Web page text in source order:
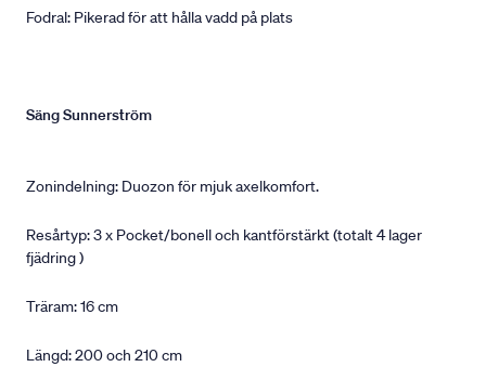
Fodral: Pikerad för att hålla vadd på plats
Säng Sunnerström
Zonindelning: Duozon för mjuk axelkomfort.
Resårtyp: 3 x Pocket/bonell och kantförstärkt (totalt 4 lager
fjädring )
Träram: 16 cm
Längd: 200 och 210 cm